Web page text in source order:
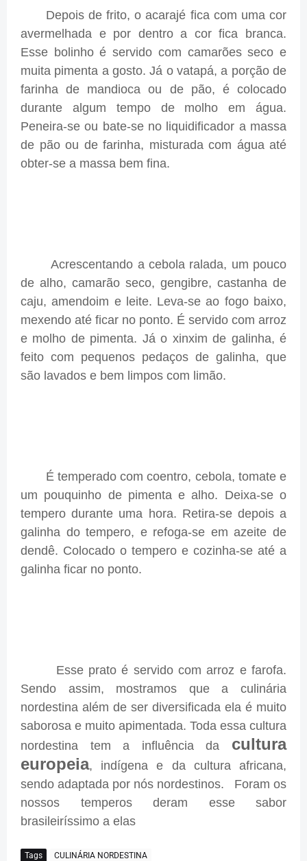
Depois de frito, o acarajé fica com uma cor
avermelhada e por dentro a cor fica branca.
Esse bolinho é servido com camarões seco e
muita pimenta a gosto. Já o vatapá, a porção de
farinha de mandioca ou de pão, é colocado
durante algum tempo de molho em água.
Peneira-se ou bate-se no liquidificador a massa
de pão ou de farinha, misturada com água até
obter-se a massa bem fina.
Acrescentando a cebola ralada, um pouco
de alho, camarão seco, gengibre, castanha de
caju, amendoim e leite. Leva-se ao fogo baixo,
mexendo até ficar no ponto. É servido com arroz
e molho de pimenta. Já o xinxim de galinha, é
feito com pequenos pedaços de galinha, que
são lavados e bem limpos com limão.
É temperado com coentro, cebola, tomate e
um pouquinho de pimenta e alho. Deixa-se o
tempero durante uma hora. Retira-se depois a
galinha do tempero, e refoga-se em azeite de
dendê. Colocado o tempero e cozinha-se até a
galinha ficar no ponto.
Esse prato é servido com arroz e farofa.
Sendo assim, mostramos que a culinária
nordestina além de ser diversificada ela é muito
saborosa e muito apimentada. Toda essa cultura
nordestina tem a influência da cultura
europeia, indígena e da cultura africana,
sendo adaptada por nós nordestinos. Foram os
nossos temperos deram esse sabor
brasileiríssimo a elas
Tags CULINÁRIA NORDESTINA